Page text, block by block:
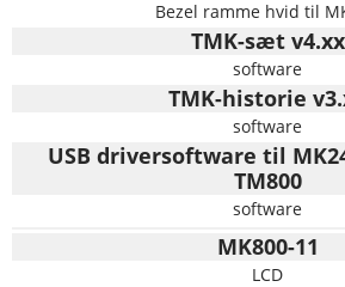
Bezel ramme hvid til
TMK-sæt v4.xx
software
TMK-historie
software
USB driversoftware til
TM800
software
MK800-11
LCD